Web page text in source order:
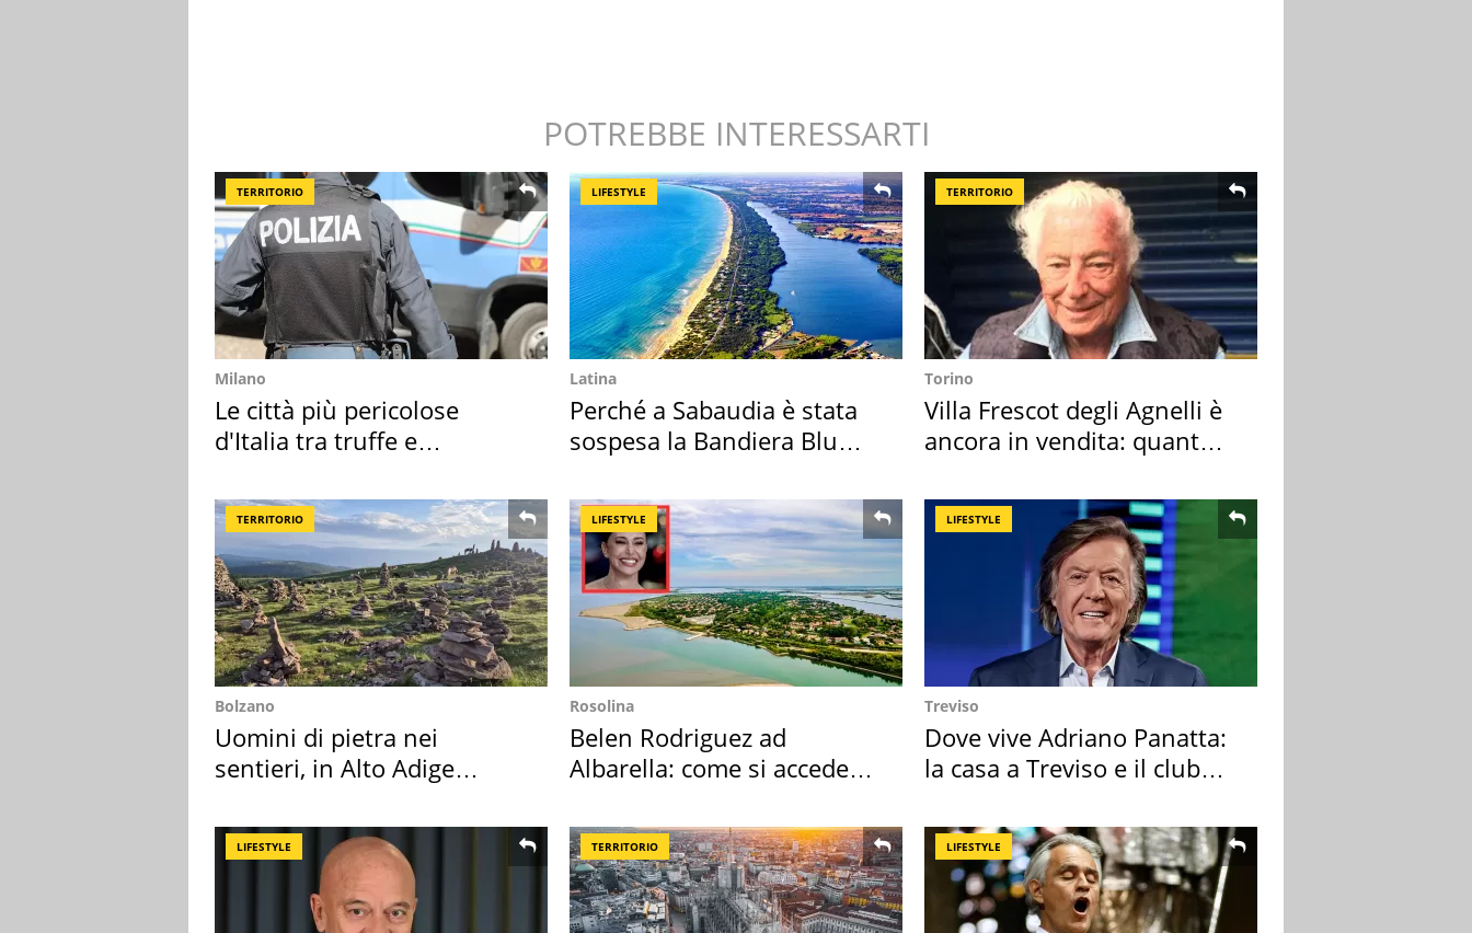
POTREBBE INTERESSARTI
TERRITORIO
Milano
Le città più pericolose
d'Italia tra truffe e
LIFESTYLE
Latina
Perché a Sabaudia è stata
sospesa la Bandiera Blu
TERRITORIO
Torino
Villa Frescot degli Agnelli è
ancora in vendita: quanto
TERRITORIO
Bolzano
Uomini di pietra nei
sentieri, in Alto Adige
LIFESTYLE
Rosolina
Belen Rodriguez ad
Albarella: come si accede
LIFESTYLE
Treviso
Dove vive Adriano Panatta:
la casa a Treviso e il club
LIFESTYLE TERRITORIO LIFESTYLE